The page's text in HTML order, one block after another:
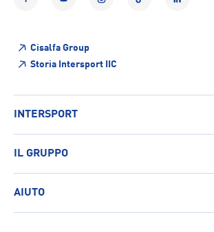
YouTubeInstagramTikTok LinkedIn
Cisalfa Group
Storia Intersport IIC
INTERSPORT
IL GRUPPO
AIUTO